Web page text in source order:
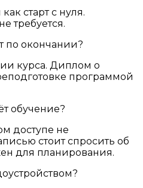
старт с нуля.
требуется.
по окончании?
курса. Диплом о
программой
обучение?
доступе не
стоит спросить об
для планирования.